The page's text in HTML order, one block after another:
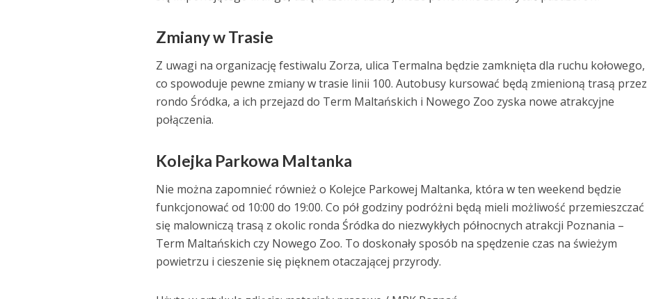
Zmiany w Trasie
Z uwagi na organizację festiwalu Zorza, ulica Termalna będzie zamknięta dla ruchu kołowego,
co spowoduje pewne zmiany w trasie linii 100. Autobusy kursować będą zmienioną trasą przez
rondo Śródka, a ich przejazd do Term Maltańskich i Nowego Zoo zyska nowe atrakcyjne
połączenia.
Kolejka Parkowa Maltanka
Nie można zapomnieć również o Kolejce Parkowej Maltanka, która w ten weekend będzie
funkcjonować od 10:00 do 19:00. Co pół godziny podróżni będą mieli możliwość przemieszczać
się malowniczą trasą z okolic ronda Śródka do niezwykłych północnych atrakcji Poznania –
Term Maltańskich czy Nowego Zoo. To doskonały sposób na spędzenie czas na świeżym
powietrzu i cieszenie się pięknem otaczającej przyrody.